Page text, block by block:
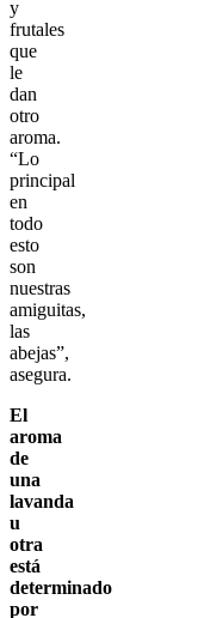
y
frutales
que
le
dan
otro
aroma.
“Lo
principal
en
todo
esto
son
nuestras
amiguitas,
las
abejas”,
asegura.
El
aroma
de
una
lavanda
u
otra
está
determinado
por